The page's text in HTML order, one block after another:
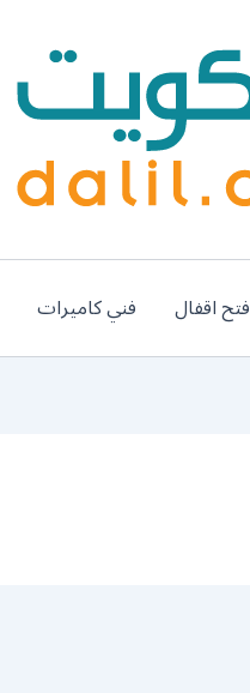
فتح اقفال فني كاميرات